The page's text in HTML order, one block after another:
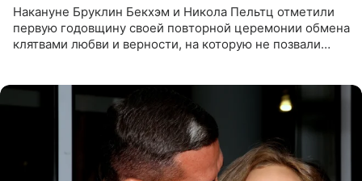
Накануне Бруклин Бекхэм и Никола Пельтц отметили
первую годовщину своей повторной церемонии обмена
клятвами любви и верности, на которую не позвали